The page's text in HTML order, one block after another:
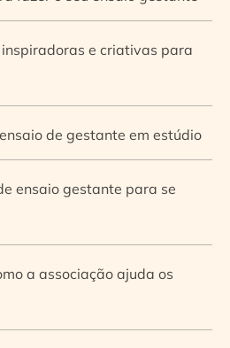
e criativas para
de gestante em estúdio
ensaio gestante para se
a associação ajuda os